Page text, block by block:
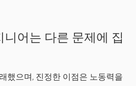
니어는 다른 문제에 집
했으며, 진정한 이점은 노동력을